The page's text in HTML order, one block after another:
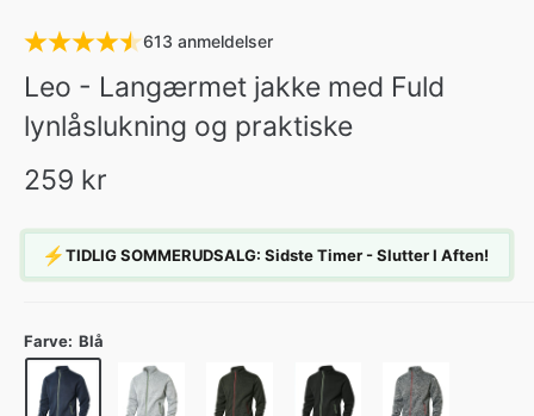
613 anmeldelser
Leo - Langærmet jakke med Fuld
lynlåslukning og praktiske
259 kr
⚡TIDLIG SOMMERUDSALG: Sidste Timer - Slutter I Aften!
Farve: Blå